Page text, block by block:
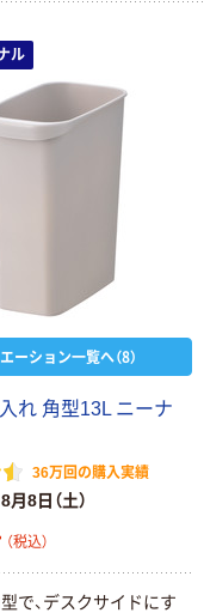
ル
ーション一覧へ（8）
入 れ 角型13L ニーナ
36万回の購入実績
8月8日（土）
（税込）
型で、 デスクサイ ドにす